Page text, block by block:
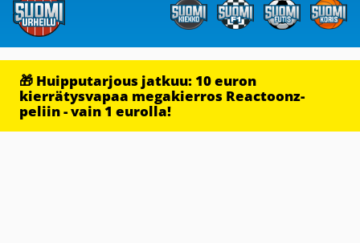
🎁 Huipputarjous jatkuu: 10 euron
kierrätysvapaa megakierros Reactoonz-
peliin - vain 1 eurolla!